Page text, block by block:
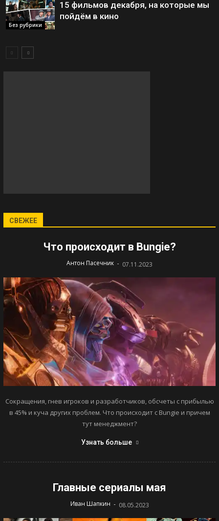
Без рубрики
15 фильмов декабря, на которые мы
пойдём в кино
СВЕЖЕЕ
Что происходит в Bungie?
Антон Пасечник - 07.11.2023
Сокращения, гнев игроков и разработчиков, обсчеты с прибылью
в 45% и куча других проблем. Что происходит с Bungie и причем
тут менеджмент?
Узнать больше
Главные сериалы мая
Иван Шапкин - 08.05.2023